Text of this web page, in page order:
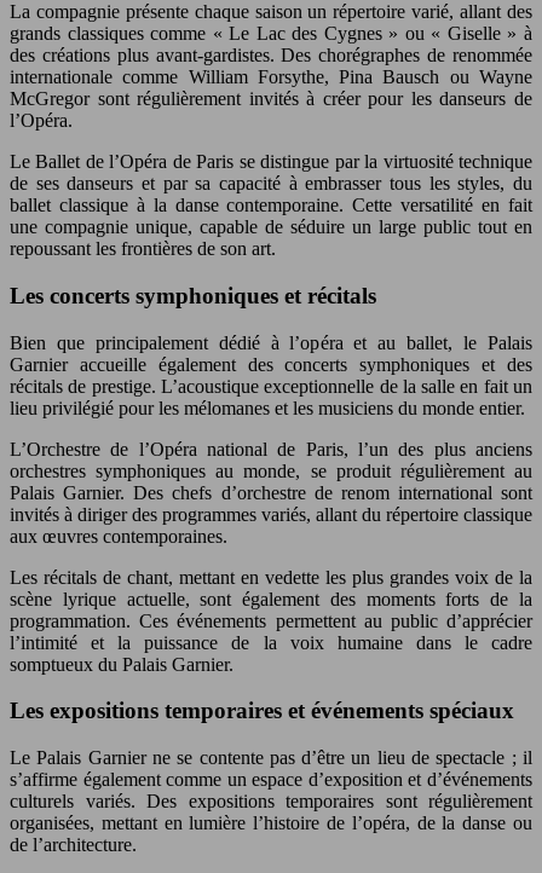
La compagnie présente chaque saison un répertoire varié, allant des
grands classiques comme « Le Lac des Cygnes » ou « Giselle » à
des créations plus avant-gardistes. Des chorégraphes de renommée
internationale comme William Forsythe, Pina Bausch ou Wayne
McGregor sont régulièrement invités à créer pour les danseurs de
l’Opéra.
Le Ballet de l’Opéra de Paris se distingue par la virtuosité technique
de ses danseurs et par sa capacité à embrasser tous les styles, du
ballet classique à la danse contemporaine. Cette versatilité en fait
une compagnie unique, capable de séduire un large public tout en
repoussant les frontières de son art.
Les concerts symphoniques et récitals
Bien que principalement dédié à l’opéra et au ballet, le Palais
Garnier accueille également des concerts symphoniques et des
récitals de prestige. L’acoustique exceptionnelle de la salle en fait un
lieu privilégié pour les mélomanes et les musiciens du monde entier.
L’Orchestre de l’Opéra national de Paris, l’un des plus anciens
orchestres symphoniques au monde, se produit régulièrement au
Palais Garnier. Des chefs d’orchestre de renom international sont
invités à diriger des programmes variés, allant du répertoire classique
aux œuvres contemporaines.
Les récitals de chant, mettant en vedette les plus grandes voix de la
scène lyrique actuelle, sont également des moments forts de la
programmation. Ces événements permettent au public d’apprécier
l’intimité et la puissance de la voix humaine dans le cadre
somptueux du Palais Garnier.
Les expositions temporaires et événements spéciaux
Le Palais Garnier ne se contente pas d’être un lieu de spectacle ; il
s’affirme également comme un espace d’exposition et d’événements
culturels variés. Des expositions temporaires sont régulièrement
organisées, mettant en lumière l’histoire de l’opéra, de la danse ou
de l’architecture.